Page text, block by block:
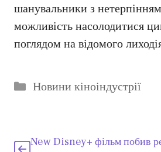
шанувальники з
можливість насолодитися
поглядом на відомого
Категорії
Новини кіноіндустрії
New Disney+ фільм побив